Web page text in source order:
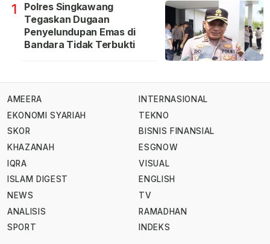
1
Polres Singkawang
Tegaskan Dugaan
Penyelundupan Emas di
Bandara Tidak Terbukti
AMEERA
EKONOMI SYARIAH
SKOR
KHAZANAH
IQRA
ISLAM DIGEST
NEWS
ANALISIS
SPORT
INTERNASIONAL
TEKNO
BISNIS FINANSIAL
ESGNOW
VISUAL
ENGLISH
TV
RAMADHAN
INDEKS